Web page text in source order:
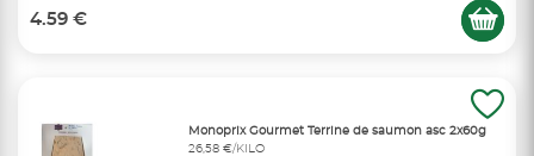
4.59 €
Monoprix Gourmet Terrine de saumon asc 2x60g
26,58 €/KILO